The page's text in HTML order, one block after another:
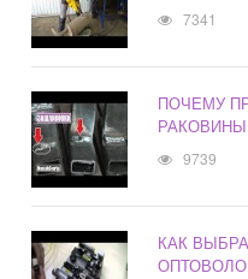
7341
ПОЧЕМУ
РАКОВИНЫ
9739
КАК